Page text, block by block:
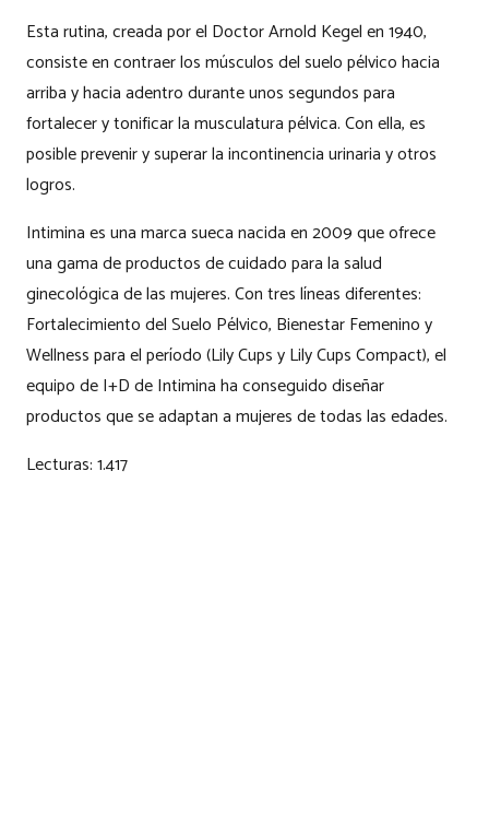
Esta rutina, creada por el Doctor Arnold Kegel en 1940,
consiste en contraer los músculos del suelo pélvico hacia
arriba y hacia adentro durante unos segundos para
fortalecer y tonificar la musculatura pélvica. Con ella, es
posible prevenir y superar la incontinencia urinaria y otros
logros.
Intimina es una marca sueca nacida en 2009 que ofrece
una gama de productos de cuidado para la salud
ginecológica de las mujeres. Con tres líneas diferentes:
Fortalecimiento del Suelo Pélvico, Bienestar Femenino y
Wellness para el período (Lily Cups y Lily Cups Compact), el
equipo de I+D de Intimina ha conseguido diseñar
productos que se adaptan a mujeres de todas las edades.
Lecturas:1.417